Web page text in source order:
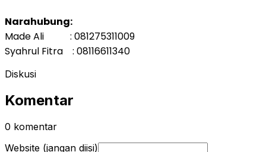
Narahubung:
Made Ali : 081275311009
Syahrul Fitra : 08116611340
Diskusi
Komentar
0 komentar
Website (jangan diisi)